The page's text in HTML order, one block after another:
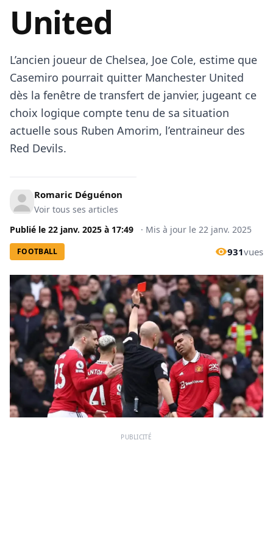
United
L’ancien joueur de Chelsea, Joe Cole, estime que
Casemiro pourrait quitter Manchester United
dès la fenêtre de transfert de janvier, jugeant ce
choix logique compte tenu de sa situation
actuelle sous Ruben Amorim, l’entraineur des
Red Devils.
Romaric Déguénon
Voir tous ses articles
Publié le 22 janv. 2025 à 17:49 · Mis à jour le 22 janv. 2025
FOOTBALL 931vues
PUBLICITÉ